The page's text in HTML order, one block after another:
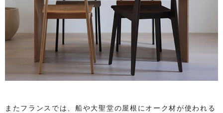
またフランスでは、船や大聖堂の屋根にオーク材が使われる